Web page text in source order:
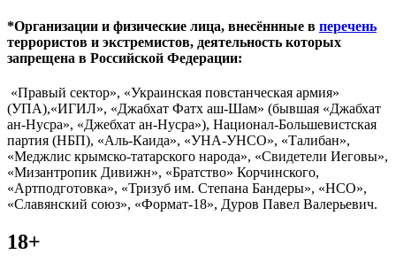
*Организации и физические лица, внесённные в перечень
террористов и экстремистов, деятельность которых
запрещена в Российской Федерации:
«Правый сектор», «Украинская повстанческая армия»
(УПА),«ИГИЛ», «Джабхат Фатх аш-Шам» (бывшая «Джабхат
ан-Нусра», «Джебхат ан-Нусра»), Национал-Большевистская
партия (НБП), «Аль-Каида», «УНА-УНСО», «Талибан»,
«Меджлис крымско-татарского народа», «Свидетели Иеговы»,
«Мизантропик Дивижн», «Братство» Корчинского,
«Артподготовка», «Тризуб им. Степана Бандеры», «НСО»,
«Славянский союз», «Формат-18», Дуров Павел Валерьевич.
18+